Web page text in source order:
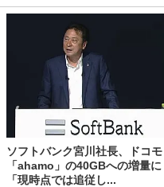
ソフトバンク宮川社長、ドコモ
「ahamo」の40GBへの増量に
「現時点では追従し...